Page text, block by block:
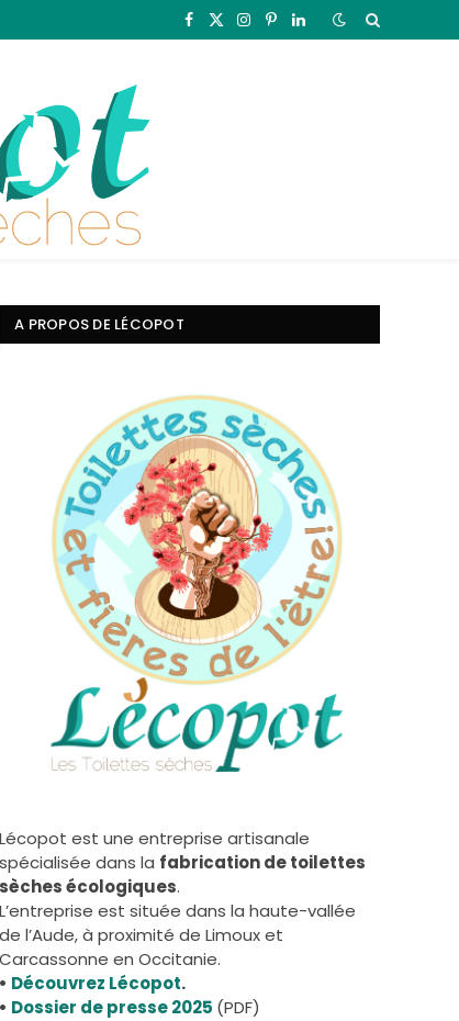
Facebook
X
Instagram
Pinterest
LinkedIn
A PROPOS DE LÉCOPOT
Lécopot est une entreprise artisanale
spécialisée dans la fabrication de toilettes
sèches écologiques.
L’entreprise est située dans la haute-vallée
de l’Aude, à proximité de Limoux et
Carcassonne en Occitanie.
• Découvrez Lécopot.
• Dossier de presse 2025 (PDF)